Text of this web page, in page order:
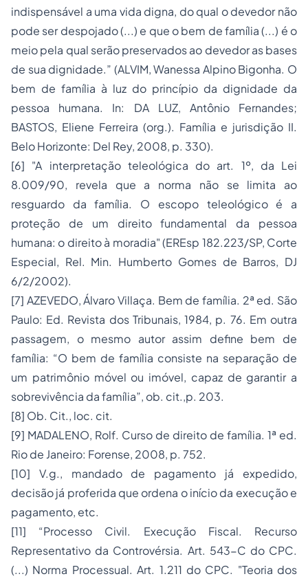
indispensável a uma vida digna, do qual o devedor não
pode ser despojado (...) e que o bem de família (...) é o
meio pela qual serão preservados ao devedor as bases
de sua dignidade.” (ALVIM, Wanessa Alpino Bigonha. O
bem de família à luz do princípio da dignidade da
pessoa humana. In: DA LUZ, Antônio Fernandes;
BASTOS, Eliene Ferreira (org.). Família e jurisdição II.
Belo Horizonte: Del Rey, 2008, p. 330).
[6] "A interpretação teleológica do art. 1º, da Lei
8.009/90, revela que a norma não se limita ao
resguardo da família. O escopo teleológico é a
proteção de um direito fundamental da pessoa
humana: o direito à moradia" (EREsp 182.223/SP, Corte
Especial, Rel. Min. Humberto Gomes de Barros, DJ
6/2/2002).
[7] AZEVEDO, Álvaro Villaça. Bem de família. 2ª ed. São
Paulo: Ed. Revista dos Tribunais, 1984, p. 76. Em outra
passagem, o mesmo autor assim define bem de
família: “O bem de família consiste na separação de
um patrimônio móvel ou imóvel, capaz de garantir a
sobrevivência da família”, ob. cit.,p. 203.
[8] Ob. Cit., loc. cit.
[9] MADALENO, Rolf. Curso de direito de família. 1ª ed.
Rio de Janeiro: Forense, 2008, p. 752.
[10] V.g., mandado de pagamento já expedido,
decisão já proferida que ordena o início da execução e
pagamento, etc.
[11] “Processo Civil. Execução Fiscal. Recurso
Representativo da Controvérsia. Art. 543-C do CPC.
(...) Norma Processual. Art. 1.211 do CPC. "Teoria dos